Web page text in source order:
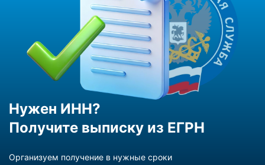
Нужен ИНН?
Получите выписку из ЕГРН
Организуем получение в нужные сроки